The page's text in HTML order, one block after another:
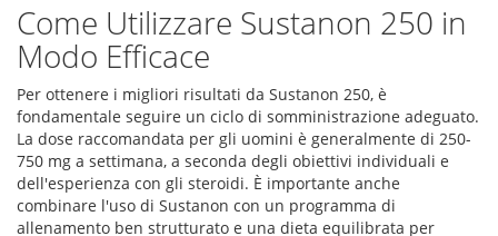
Come Utilizzare Sustanon 250 in
Modo Efficace
Per ottenere i migliori risultati da Sustanon 250, è
fondamentale seguire un ciclo di somministrazione adeguato.
La dose raccomandata per gli uomini è generalmente di 250-
750 mg a settimana, a seconda degli obiettivi individuali e
dell'esperienza con gli steroidi. È importante anche
combinare l'uso di Sustanon con un programma di
allenamento ben strutturato e una dieta equilibrata per